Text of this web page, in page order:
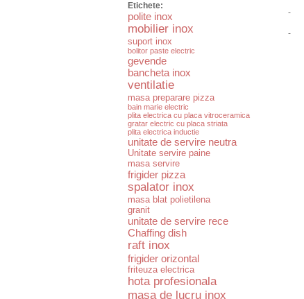
Etichete:
polite inox
mobilier inox
suport inox
bolitor paste electric
gevende
bancheta inox
ventilatie
masa preparare pizza
bain marie electric
plita electrica cu placa vitroceramica
gratar electric cu placa striata
plita electrica inductie
unitate de servire neutra
Unitate servire paine
masa servire
frigider pizza
spalator inox
masa blat polietilena
granit
unitate de servire rece
Chaffing dish
raft inox
frigider orizontal
friteuza electrica
hota profesionala
masa de lucru inox
-
-